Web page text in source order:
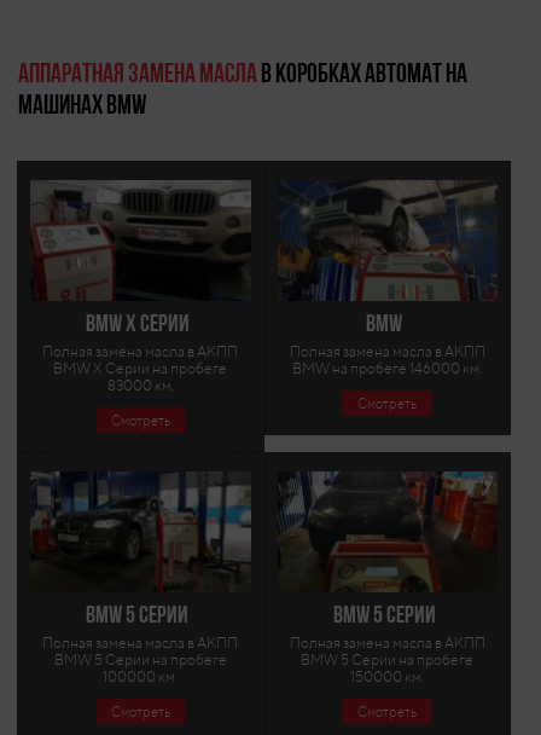
Аппаратная замена маслав коробках автомат на
машинах BMW
BMW X Серии
Полная замена масла в АКПП
BMW X Серии на пробеге
83000 км.
Смотреть
BMW
Полная замена масла в АКПП
BMW на пробеге 146000 км.
Смотреть
BMW 5 Серии
Полная замена масла в АКПП
BMW 5 Серии на пробеге
100000 км.
Смотреть
BMW 5 Серии
Полная замена масла в АКПП
BMW 5 Серии на пробеге
150000 км.
Смотреть